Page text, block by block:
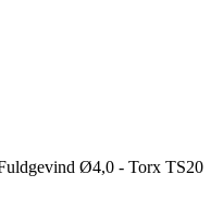
Ø4,0 - Torx TS20